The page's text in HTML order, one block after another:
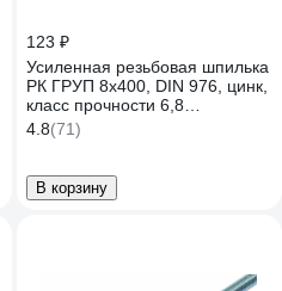
123 ₽
Усиленная резьбовая шпилька
РК ГРУП 8x400, DIN 976, цинк,
класс прочности 6,8
РКГ00003707
4.8(71)
В корзину